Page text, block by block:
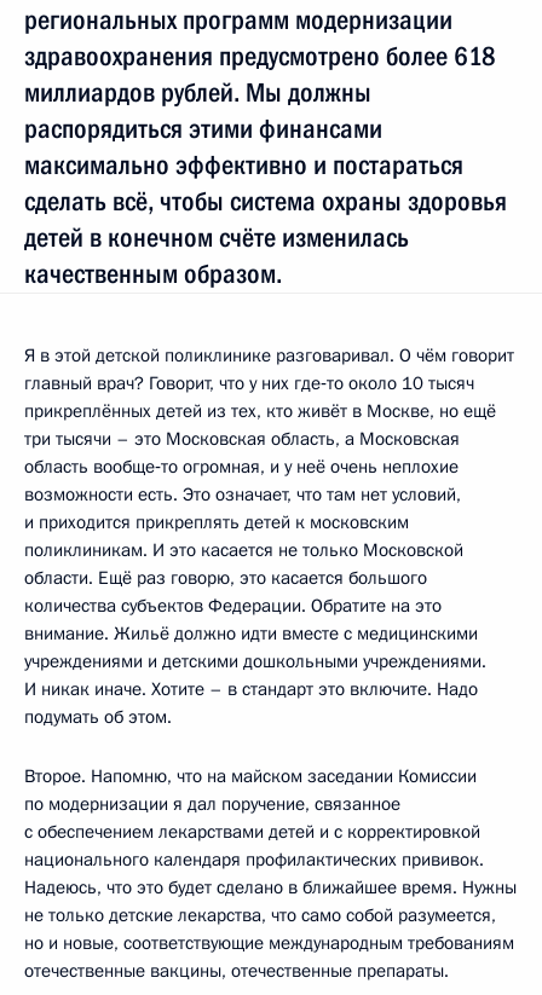
региональных программ модернизации
здравоохранения предусмотрено более 618
миллиардов рублей. Мы должны
распорядиться этими финансами
максимально эффективно и постараться
сделать всё, чтобы система охраны здоровья
детей в конечном счёте изменилась
качественным образом.
Я в этой детской поликлинике разговаривал. О чём говорит
главный врач? Говорит, что у них где‑то около 10 тысяч
прикреплённых детей из тех, кто живёт в Москве, но ещё
три тысячи – это Московская область, а Московская
область вообще‑то огромная, и у неё очень неплохие
возможности есть. Это означает, что там нет условий,
и приходится прикреплять детей к московским
поликлиникам. И это касается не только Московской
области. Ещё раз говорю, это касается большого
количества субъектов Федерации. Обратите на это
внимание. Жильё должно идти вместе с медицинскими
учреждениями и детскими дошкольными учреждениями.
И никак иначе. Хотите – в стандарт это включите. Надо
подумать об этом.
Второе. Напомню, что на майском заседании Комиссии
по модернизации я дал поручение, связанное
с обеспечением лекарствами детей и с корректировкой
национального календаря профилактических прививок.
Надеюсь, что это будет сделано в ближайшее время. Нужны
не только детские лекарства, что само собой разумеется,
но и новые, соответствующие международным требованиям
отечественные вакцины, отечественные препараты.